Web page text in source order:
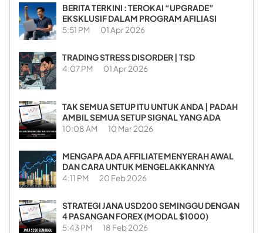
BERITA TERKINI : TEROKAI “UPGRADE”
EKSKLUSIF DALAM PROGRAM AFILIASI
5:51 PM 01 Apr 2026
TRADING STRESS DISORDER | TSD
4:07 PM 01 Apr 2026
TAK SEMUA SETUP ITU UNTUK ANDA | PADAH
AMBIL SEMUA SETUP SIGNAL YANG ADA
10:08 AM 10 Mar 2026
MENGAPA ADA AFFILIATE MENYERAH AWAL
DAN CARA UNTUK MENGELAKKANNYA
4:11 PM 20 Feb 2026
STRATEGI JANA USD200 SEMINGGU DENGAN
4 PASANGAN FOREX (MODAL $1000)
5:43 PM 18 Feb 2026